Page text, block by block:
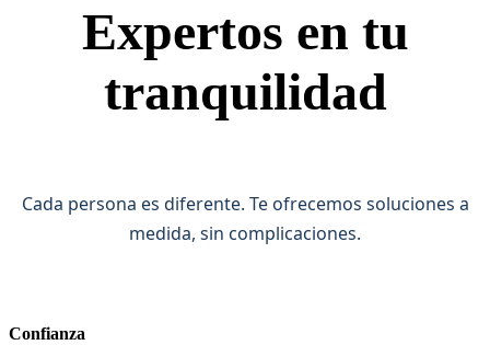
Expertos en tu
tranquilidad
Cada persona es diferente. Te ofrecemos soluciones a
medida, sin complicaciones.
Confianza